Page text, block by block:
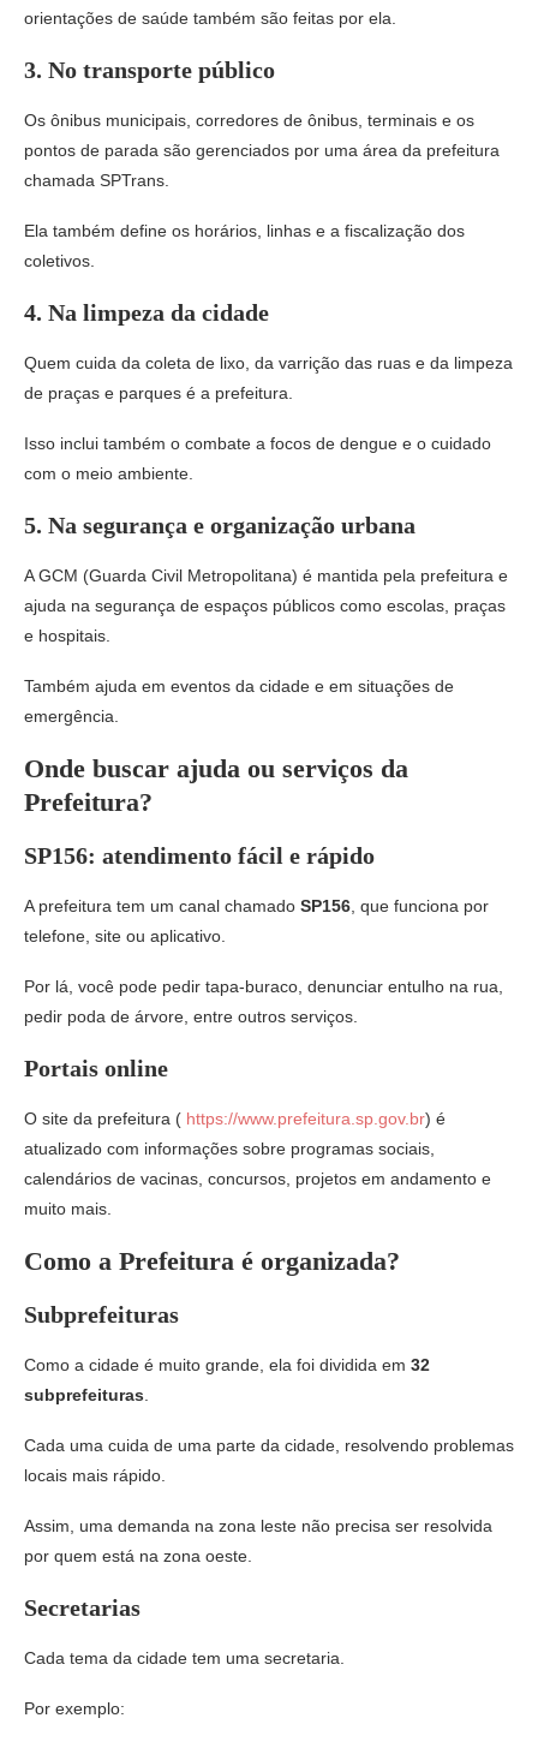
orientações de saúde também são feitas por ela.
3. No transporte público
Os ônibus municipais, corredores de ônibus, terminais e os
pontos de parada são gerenciados por uma área da prefeitura
chamada SPTrans.
Ela também define os horários, linhas e a fiscalização dos
coletivos.
4. Na limpeza da cidade
Quem cuida da coleta de lixo, da varrição das ruas e da limpeza
de praças e parques é a prefeitura.
Isso inclui também o combate a focos de dengue e o cuidado
com o meio ambiente.
5. Na segurança e organização urbana
A GCM (Guarda Civil Metropolitana) é mantida pela prefeitura e
ajuda na segurança de espaços públicos como escolas, praças
e hospitais.
Também ajuda em eventos da cidade e em situações de
emergência.
Onde buscar ajuda ou serviços da
Prefeitura?
SP156: atendimento fácil e rápido
A prefeitura tem um canal chamado SP156 , que funciona por
telefone, site ou aplicativo.
Por lá, você pode pedir tapa-buraco, denunciar entulho na rua,
pedir poda de árvore, entre outros serviços.
Portais online
O site da prefeitura ( https://www.prefeitura.sp.gov.br) é
atualizado com informações sobre programas sociais,
calendários de vacinas, concursos, projetos em andamento e
muito mais.
Como a Prefeitura é organizada?
Subprefeituras
Como a cidade é muito grande, ela foi dividida em 32
subprefeituras
Cada uma cuida de uma parte da cidade, resolvendo problemas
locais mais rápido.
Assim, uma demanda na zona leste não precisa ser resolvida
por quem está na zona oeste.
Secretarias
Cada tema da cidade tem uma secretaria.
Por exemplo: